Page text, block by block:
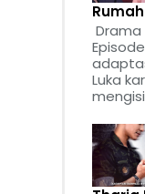
Drama
Luka